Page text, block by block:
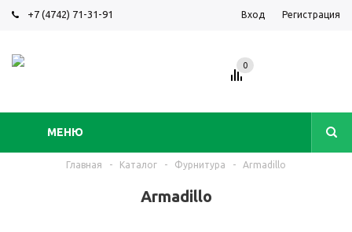
+7 (4742) 71-31-91 Вход Регистрация
МЕНЮ
0
Главная - Каталог - Фурнитура - Armadillo
Armadillo